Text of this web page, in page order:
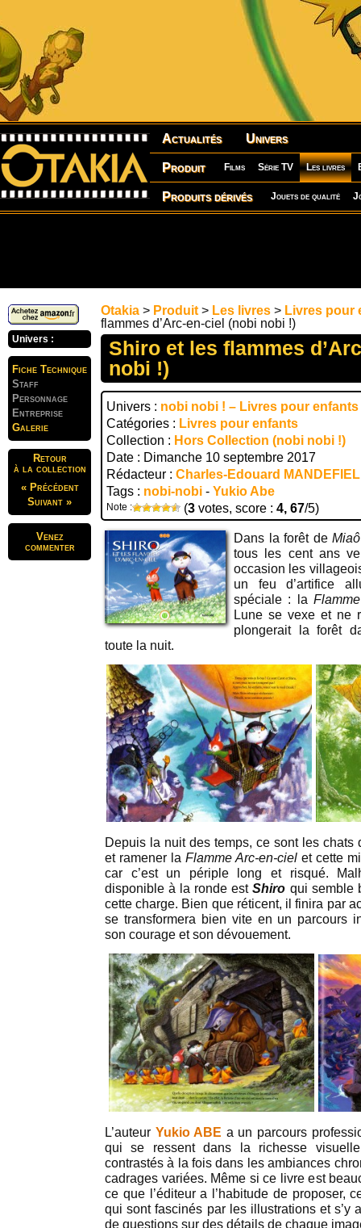
Actualités Univers
Produit Films Série TV Les livres
Produits dérivés Jouets de qualité
Univers :
Fiche Technique
Staff
Personnage
Entreprise
Galerie
Retour
à la collection
« Précédent
Suivant »
Venez
commenter
Otakia > Produit > Les livres > Livres pour
flammes d’Arc-en-ciel (nobi nobi !)
Shiro et les flammes
nobi !)
Univers : nobi nobi ! – Livres pour
Catégories : Livres pour enfants
Collection : Hors Collection (nobi nobi !)
Date : Dimanche 10 septembre 2017
Rédacteur : Charles-Edouard
Tags : nobi-nobi - Yukio Abe
Note : (3 votes, score : 4, 67/5)
Dans la forêt deMiaô
tous les cent ans
occasion les
un feu d’artifice
spéciale : la
Lune se vexe et ne
plongerait la forêt
toute la nuit.
Depuis la nuit des temps, ce sont les chats
et ramener la Flamme Arc-en-ciel et cette
car c’est un périple long et risqué.
disponible à la ronde estShiro qui semble
cette charge. Bien que réticent, il finira par
se transformera bien vite en un parcours
son courage et son dévouement.
L’auteur Yukio ABE a un parcours
qui se ressent dans la richesse
contrastés à la fois dans les ambiances
cadrages variées. Même si ce livre est
ce que l’éditeur a l’habitude de proposer,
qui sont fascinés par les illustrations et s’y
de questions sur des détails de chaque